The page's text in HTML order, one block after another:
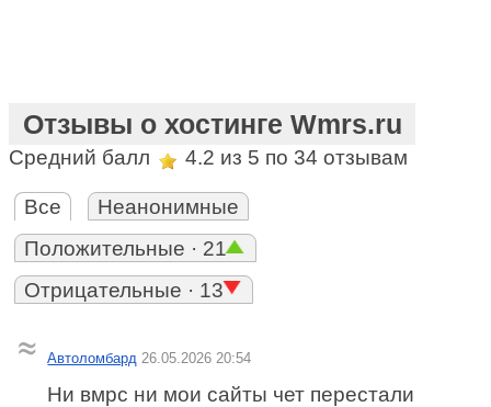
Отзывы о хостинге Wmrs.ru
Средний балл 4.2 из 5 по 34 отзывам
Все
Неанонимные
Положительные · 21
Отрицательные · 13
Автоломбард 26.05.2026 20:54
Ни вмрс ни мои сайты чет перестали